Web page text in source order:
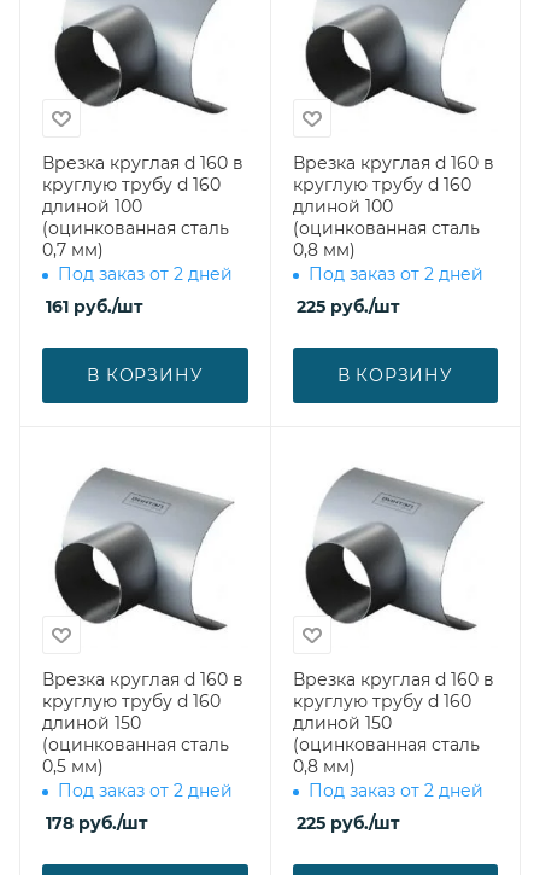
Врезка круглая d 160 в
круглую трубу d 160
длиной 100
(оцинкованная сталь
0,7 мм)
Под заказ от 2 дней
161 руб./шт
В КОРЗИНУ
Врезка круглая d 160 в
круглую трубу d 160
длиной 100
(оцинкованная сталь
0,8 мм)
Под заказ от 2 дней
225руб./шт
В КОРЗИНУ
Врезка круглая d 160 в
круглую трубу d 160
длиной 150
(оцинкованная сталь
0,5 мм)
Под заказ от 2 дней
178 руб./шт
Врезка круглая d 160 в
круглую трубу d 160
длиной 150
(оцинкованная сталь
0,8 мм)
Под заказ от 2 дней
225руб./шт